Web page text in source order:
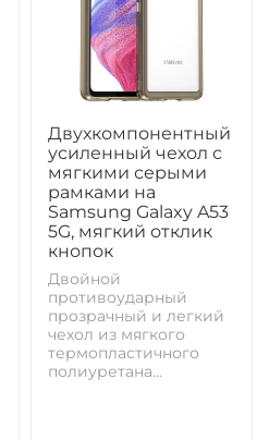
Двухкомпонентный
усиленный чехол с
мягкими серыми
рамками на
Samsung Galaxy A53
5G, мягкий отклик
кнопок
Двойной
противоударный
прозрачный и легкий
чехол из мягкого
термопластичного
полиуретана...